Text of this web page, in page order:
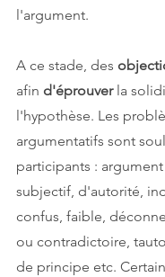
l'argument.
A ce stade, des
afin d'éprouver la
l'hypothèse. Les
argumentatifs sont
participants :
subjectif, d'autorité,
confus, faible,
ou contradictoire,
de principe etc.